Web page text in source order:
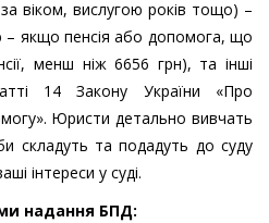
віком, вислугою років тощо) –
– якщо пенсія або допомога, що
менш ніж 6656 грн), та інші
14 Закону України «Про
Юристи детально вивчать
складуть та подадуть до суду
інтереси у суді.
надання БПД: